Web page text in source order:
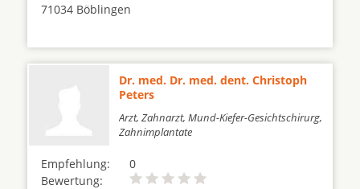
71034 Böblingen
Dr. med. Dr. med. dent. Christoph
Peters
Arzt, Zahnarzt, Mund-Kiefer-Gesichtschirurg,
Zahnimplantate
Empfehlung:
0
Bewertung: